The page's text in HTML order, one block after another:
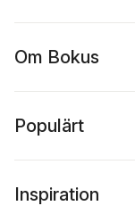
Om Bokus
Populärt
Inspiration